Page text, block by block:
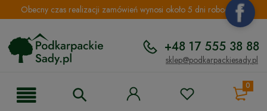
Obecny czas realizacji zamówień wynosi około 5 dni roboczych.
+48 17 555 38 88
sklep@podkarpackiesady.pl
0